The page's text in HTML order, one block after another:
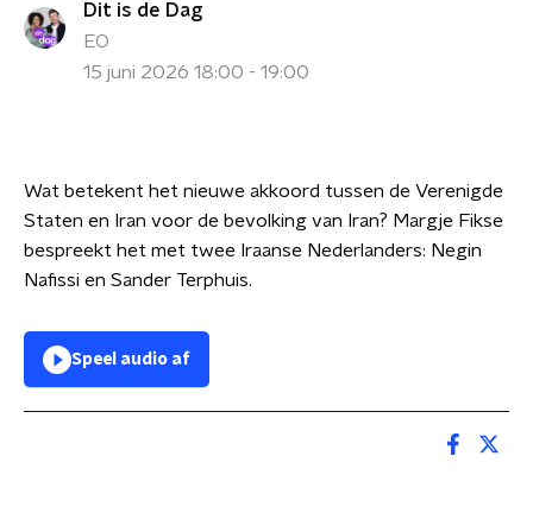
Dit is de Dag
EO
15 juni 2026 18:00 - 19:00
Wat betekent het nieuwe akkoord tussen de Verenigde
Staten en Iran voor de bevolking van Iran? Margje Fikse
bespreekt het met twee Iraanse Nederlanders: Negin
Nafissi en Sander Terphuis.
Speel audio af